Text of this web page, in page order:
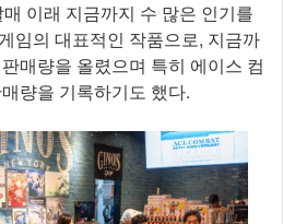
이래 지금까지 수 많은 인기를
임의 대표적인 작품으로, 지금까
매량을 올렸으며 특히 에이스 컴
량을 기록하기도 했다.